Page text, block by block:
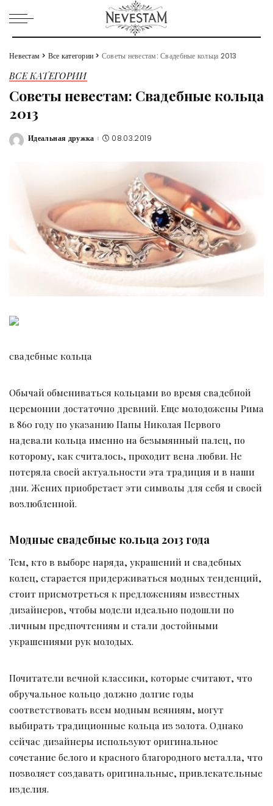
Невестам > Все категории > Советы невестам: Свадебные кольца 2013
ВСЕ КАТЕГОРИИ
Советы невестам: Свадебные кольца
2013
Posted
Идеальная дружка 08.03.2019
свадебные кольца
Обычай обмениваться кольцами во время свадебной
церемонии достаточно древний. Еще молодожены Рима
в 860 году по указанию Папы Николая Первого
надевали кольца именно на безымянный палец, по
которому, как считалось, проходит вена любви. Не
потеряла своей актуальности эта традиция и в наши
дни. Жених приобретает эти символы для себя и своей
возлюбленной.
Модные свадебные кольца 2013 года
Тем, кто в выборе наряда, украшений и свадебных
колец, старается придерживаться модных тенденций,
стоит присмотреться к предложениям известных
дизайнеров, чтобы модели идеально подошли по
личным предпочтениям и стали достойными
украшениями рук молодых.
Почитатели вечной классики, которые считают, что
обручальное кольцо должно долгие годы
соответствовать всем модным веяниям, могут
выбирать традиционные кольца из золота. Однако
сейчас дизайнеры используют оригинальное
сочетание белого и красного благородного металла, что
позволяет создавать оригинальные, привлекательные
изделия.